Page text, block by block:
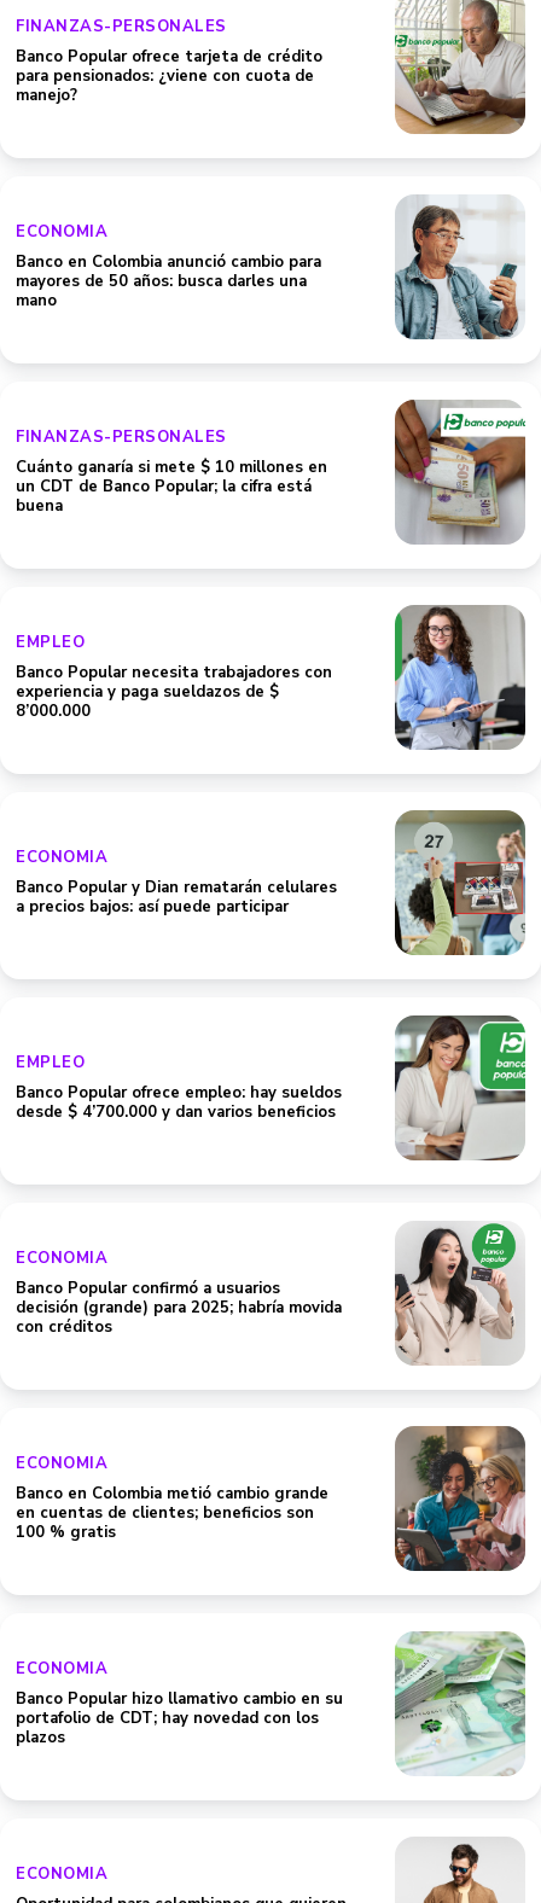
FINANZAS-PERSONALES
Banco Popular ofrece tarjeta de crédito
para pensionados: ¿viene con cuota de
manejo?
ECONOMIA
Banco en Colombia anunció cambio para
mayores de 50 años: busca darles una
mano
FINANZAS-PERSONALES
Cuánto ganaría si mete $ 10 millones en
un CDT de Banco Popular; la cifra está
buena
EMPLEO
Banco Popular necesita trabajadores con
experiencia y paga sueldazos de $
8’000.000
ECONOMIA
Banco Popular y Dian rematarán celulares
a precios bajos: así puede participar
EMPLEO
Banco Popular ofrece empleo: hay sueldos
desde $ 4’700.000 y dan varios beneficios
ECONOMIA
Banco Popular confirmó a usuarios
decisión (grande) para 2025; habría movida
con créditos
ECONOMIA
Banco en Colombia metió cambio grande
en cuentas de clientes; beneficios son
100 % gratis
ECONOMIA
Banco Popular hizo llamativo cambio en su
portafolio de CDT; hay novedad con los
plazos
ECONOMIA